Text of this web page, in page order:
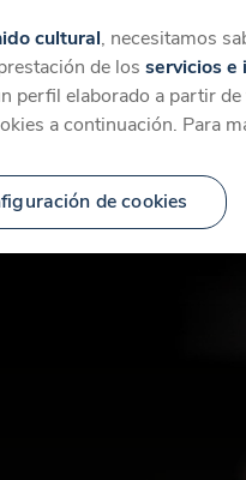
Categorías
cultural, necesitamos
de los servicios e
perfil elaborado a partir
a continuación. Para
de cookies